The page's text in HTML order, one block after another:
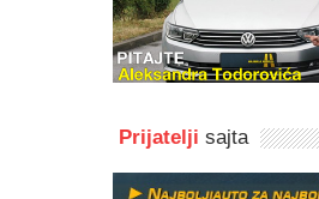
Prijatelji sajta